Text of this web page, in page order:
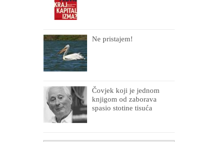
Ne pristajem!
Čovjek koji je jednom
knjigom od zaborava
spasio stotine tisuća